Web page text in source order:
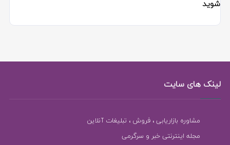
شوید
لینک های سایت
مشاوره بازاریابی ، فروش ، تبلیغات آنلاین
مجله اینترنتی خبر و سرگرمی